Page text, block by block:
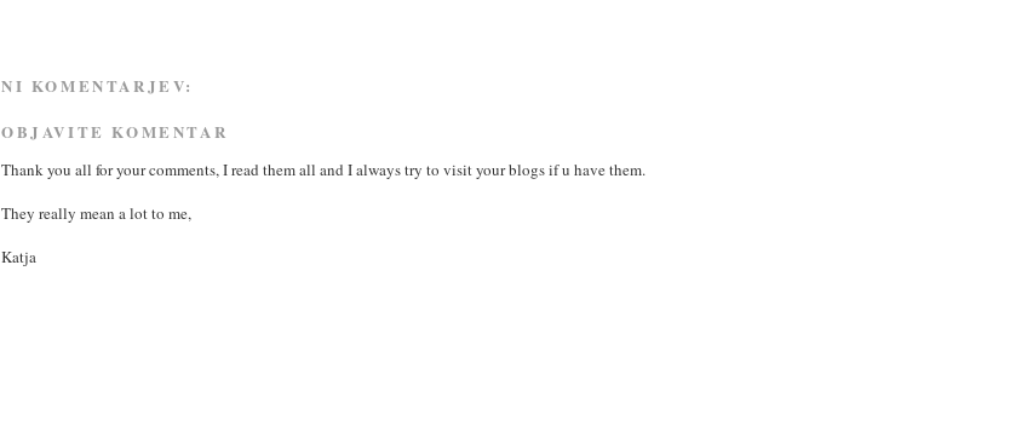
NI KOMENTARJEV:
OBJAVITE KOMENTAR
Thank you all for your comments, I read them all and I always try to visit your blogs if u have them.
They really mean a lot to me,
Katja